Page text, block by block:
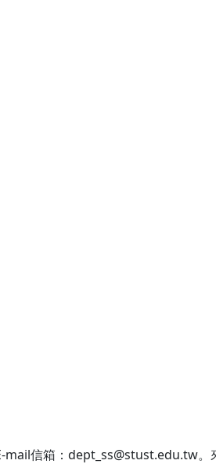
mail信箱：dept_ss@stust.edu.tw